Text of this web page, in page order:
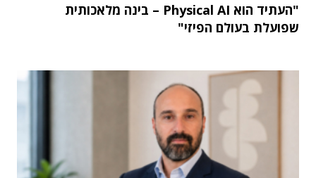
"העתיד הוא Physical AI – בינה מלאכותית
שפועלת בעולם הפיזי"